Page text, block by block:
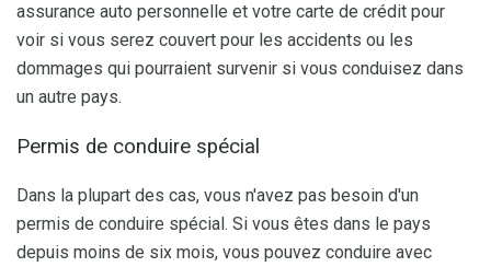
assurance auto personnelle et votre carte de crédit pour
voir si vous serez couvert pour les accidents ou les
dommages qui pourraient survenir si vous conduisez dans
un autre pays.
Permis de conduire spécial
Dans la plupart des cas, vous n'avez pas besoin d'un
permis de conduire spécial. Si vous êtes dans le pays
depuis moins de six mois, vous pouvez conduire avec